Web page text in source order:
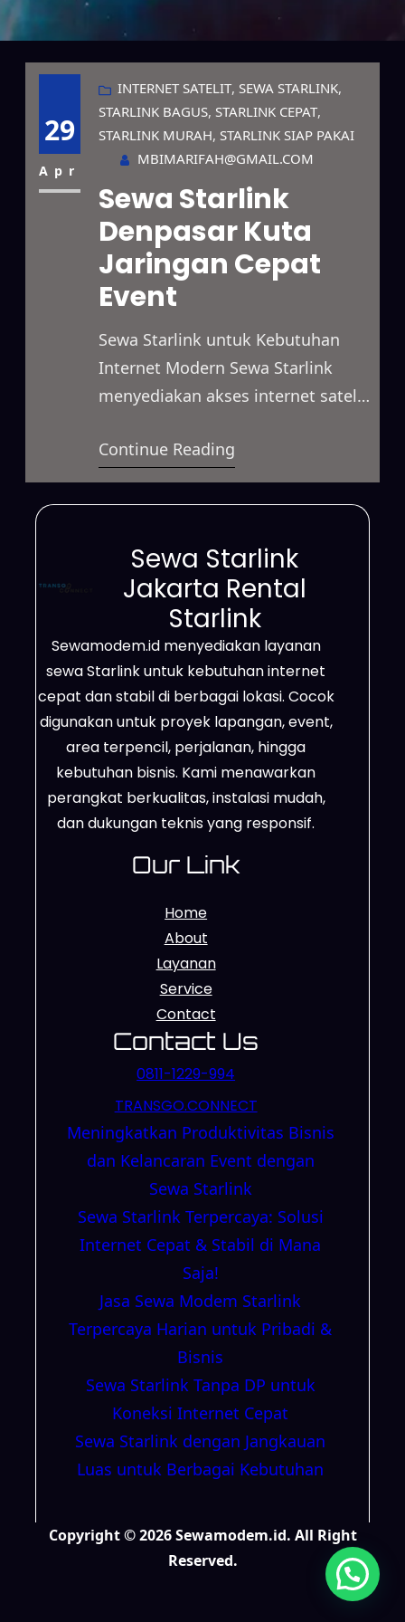
29
Apr
INTERNET SATELIT, SEWA STARLINK
STARLINK BAGUS, STARLINK CEPAT
STARLINK MURAH, STARLINK SIAP PAKAI
MBIMARIFAH@GMAIL.COM
Sewa Starlink
Denpasar Kuta
Jaringan Cepat
Event
Sewa Starlink untuk Kebutuhan
Internet Modern Sewa Starlink
menyediakan akses internet satelit
digunakan dalam berbagai situasi.
Selain itu, layanan ini sesuai untuk
kebutuhan bisnis, proyek
pemakaian pribadi dengan sistem
yang fleksibel. Bahkan,
jaringannya mampu menjangkau
daerah terpencil, lokasi dengan
sinyal lemah, serta wilayah yang
belum tersedia jaringan fiber…
Continue Reading
Sewa Starlink
Jakarta Rental
Starlink
Sewamodem.id menyediakan layanan
sewa Starlink untuk kebutuhan internet
cepat dan stabil di berbagai lokasi. Cocok
digunakan untuk proyek lapangan, event,
area terpencil, perjalanan, hingga
kebutuhan bisnis. Kami menawarkan
perangkat berkualitas, instalasi mudah,
dan dukungan teknis yang responsif.
Our Link
Home
About
Layanan
Service
Contact
Contact Us
0811-1229-994
TRANSGO.CONNECT
Meningkatkan Produktivitas Bisnis
dan Kelancaran Event dengan
Sewa Starlink
Sewa Starlink Terpercaya: Solusi
Internet Cepat & Stabil di Mana
Saja!
Jasa Sewa Modem Starlink
Terpercaya Harian untuk Pribadi &
Bisnis
Sewa Starlink Tanpa DP untuk
Koneksi Internet Cepat
Sewa Starlink dengan Jangkauan
Luas untuk Berbagai Kebutuhan
Copyright © 2026 Sewamodem.id. All Right
Reserved.